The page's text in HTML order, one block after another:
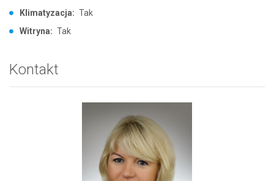
Klimatyzacja: Tak
Witryna: Tak
Kontakt